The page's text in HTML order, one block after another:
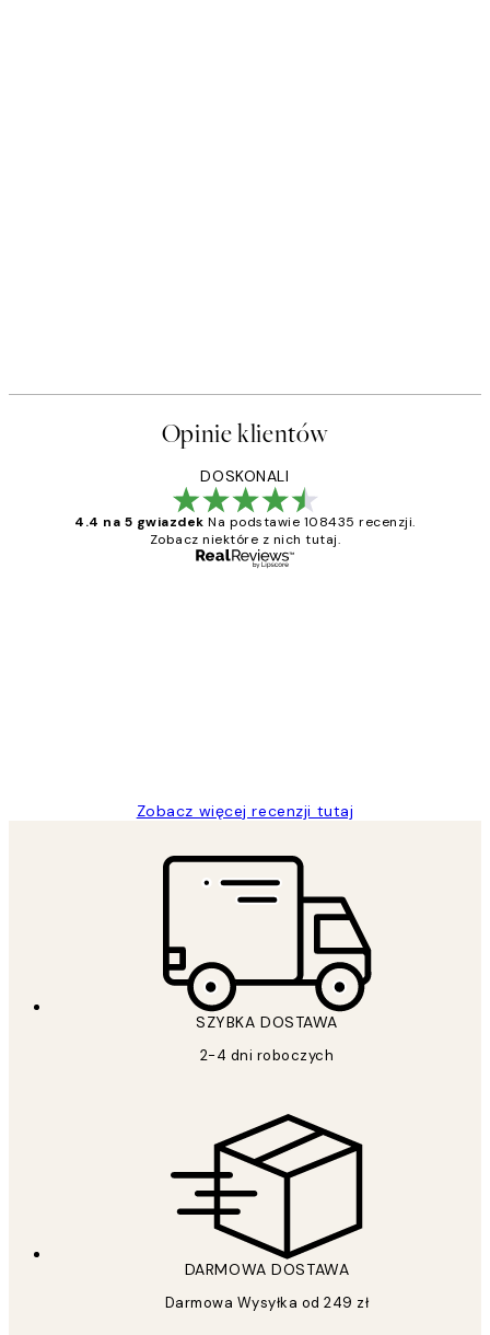
Opinie klientów
DOSKONALI
4.4 na 5 gwiazdek Na podstawie 108435 recenzji.
Zobacz niektóre z nich tutaj.
Zobacz więcej recenzji tutaj
SZYBKA DOSTAWA
2-4 dni roboczych
DARMOWA DOSTAWA
Darmowa Wysyłka od 249 zł